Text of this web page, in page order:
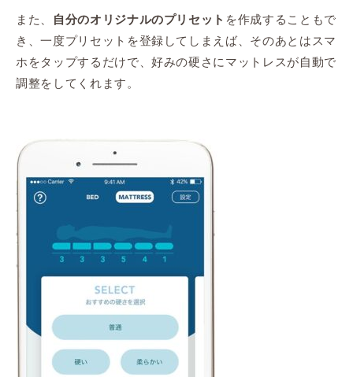
また、 自分のオリジナルのプリセット を作成することもで
き、一度プリセットを登録してしまえば、そのあとはスマ
ホをタップするだけで、好みの硬さにマットレスが自動で
調整をしてくれます。